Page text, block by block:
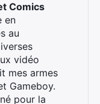
Comics
en
au
vidéo
mes armes
Gameboy.
pour la